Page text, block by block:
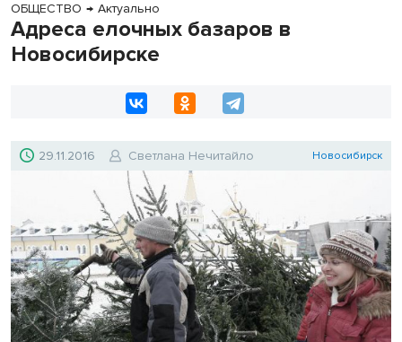
ОБЩЕСТВО → Актуально
Адреса елочных базаров в
Новосибирске
29.11.2016 Светлана Нечитайло Новосибирск